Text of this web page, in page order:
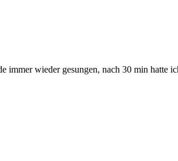
wieder gesungen, nach 30 min hatte